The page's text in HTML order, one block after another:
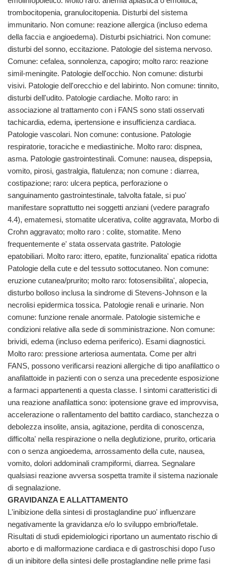
trombocitopenia, granulocitopenia. Disturbi del sistema
immunitario. Non comune: reazione allergica (incluso edema
della faccia e angioedema). Disturbi psichiatrici. Non comune:
disturbi del sonno, eccitazione. Patologie del sistema nervoso.
Comune: cefalea, sonnolenza, capogiro; molto raro: reazione
simil-meningite. Patologie dell'occhio. Non comune: disturbi
visivi. Patologie dell'orecchio e del labirinto. Non comune: tinnito,
disturbi dell'udito. Patologie cardiache. Molto raro: in
associazione al trattamento con i FANS sono stati osservati
tachicardia, edema, ipertensione e insufficienza cardiaca.
Patologie vascolari. Non comune: contusione. Patologie
respiratorie, toraciche e mediastiniche. Molto raro: dispnea,
asma. Patologie gastrointestinali. Comune: nausea, dispepsia,
vomito, pirosi, gastralgia, flatulenza; non comune : diarrea,
costipazione; raro: ulcera peptica, perforazione o
sanguinamento gastrointestinale, talvolta fatale, si puo'
manifestare soprattutto nei soggetti anziani (vedere paragrafo
4.4), ematemesi, stomatite ulcerativa, colite aggravata, Morbo di
Crohn aggravato; molto raro : colite, stomatite. Meno
frequentemente e' stata osservata gastrite. Patologie
epatobiliari. Molto raro: ittero, epatite, funzionalita' epatica ridotta
Patologie della cute e del tessuto sottocutaneo. Non comune:
eruzione cutanea/prurito; molto raro: fotosensibilita', alopecia,
disturbo bolloso inclusa la sindrome di Stevens-Johnson e la
necrolisi epidermica tossica. Patologie renali e urinarie. Non
comune: funzione renale anormale. Patologie sistemiche e
condizioni relative alla sede di somministrazione. Non comune:
brividi, edema (incluso edema periferico). Esami diagnostici.
Molto raro: pressione arteriosa aumentata. Come per altri
FANS, possono verificarsi reazioni allergiche di tipo anafilattico o
anafilattoide in pazienti con o senza una precedente esposizione
a farmaci appartenenti a questa classe. I sintomi caratteristici di
una reazione anafilattica sono: ipotensione grave ed improvvisa,
accelerazione o rallentamento del battito cardiaco, stanchezza o
debolezza insolite, ansia, agitazione, perdita di conoscenza,
difficolta' nella respirazione o nella deglutizione, prurito, orticaria
con o senza angioedema, arrossamento della cute, nausea,
vomito, dolori addominali crampiformi, diarrea. Segnalare
qualsiasi reazione avversa sospetta tramite il sistema nazionale
di segnalazione.
GRAVIDANZA E ALLATTAMENTO
L'inibizione della sintesi di prostaglandine puo' influenzare
negativamente la gravidanza e/o lo sviluppo embrio/fetale.
Risultati di studi epidemiologici riportano un aumentato rischio di
aborto e di malformazione cardiaca e di gastroschisi dopo l'uso
di un inibitore della sintesi delle prostaglandine nelle prime fasi